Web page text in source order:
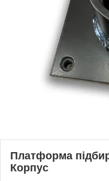
Платформа
Корпус